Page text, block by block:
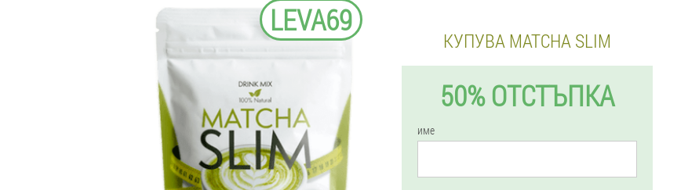
LEVA69
КУПУВА MATCHA SLIM
50% ОТСТЪПКА
име